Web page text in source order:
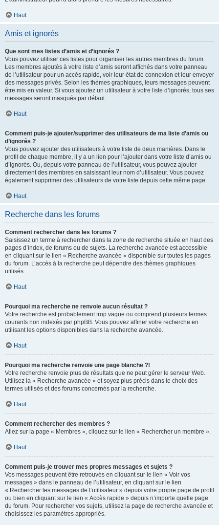
Haut
Amis et ignorés
Que sont mes listes d’amis et d’ignorés ?
Vous pouvez utiliser ces listes pour organiser les autres membres du forum.
Les membres ajoutés à votre liste d’amis seront affichés dans votre panneau
de l’utilisateur pour un accès rapide, voir leur état de connexion et leur envoyer
des messages privés. Selon les thèmes graphiques, leurs messages peuvent
être mis en valeur. Si vous ajoutez un utilisateur à votre liste d’ignorés, tous ses
messages seront masqués par défaut.
Haut
Comment puis-je ajouter/supprimer des utilisateurs de ma liste d’amis ou
d’ignorés ?
Vous pouvez ajouter des utilisateurs à votre liste de deux manières. Dans le
profil de chaque membre, il y a un lien pour l’ajouter dans votre liste d’amis ou
d’ignorés. Ou, depuis votre panneau de l’utilisateur, vous pouvez ajouter
directement des membres en saisissant leur nom d’utilisateur. Vous pouvez
également supprimer des utilisateurs de votre liste depuis cette même page.
Haut
Recherche dans les forums
Comment rechercher dans les forums ?
Saisissez un terme à rechercher dans la zone de recherche située en haut des
pages d’index, de forums ou de sujets. La recherche avancée est accessible
en cliquant sur le lien « Recherche avancée » disponible sur toutes les pages
du forum. L’accès à la recherche peut dépendre des thèmes graphiques
utilisés.
Haut
Pourquoi ma recherche ne renvoie aucun résultat ?
Votre recherche est probablement trop vague ou comprend plusieurs termes
courants non indexés par phpBB. Vous pouvez affiner votre recherche en
utilisant les options disponibles dans la recherche avancée.
Haut
Pourquoi ma recherche renvoie une page blanche ?!
Votre recherche renvoie plus de résultats que ne peut gérer le serveur Web.
Utilisez la « Recherche avancée » et soyez plus précis dans le choix des
termes utilisés et des forums concernés par la recherche.
Haut
Comment rechercher des membres ?
Allez sur la page « Membres », cliquez sur le lien « Rechercher un membre ».
Haut
Comment puis-je trouver mes propres messages et sujets ?
Vos messages peuvent être retrouvés en cliquant sur le lien « Voir vos
messages » dans le panneau de l’utilisateur, en cliquant sur le lien
« Rechercher les messages de l’utilisateur » depuis votre propre page de profil
ou bien en cliquant sur le lien « Accès rapide » depuis n’importe quelle page
du forum. Pour rechercher vos sujets, utilisez la page de recherche avancée et
choisissez les paramètres appropriés.